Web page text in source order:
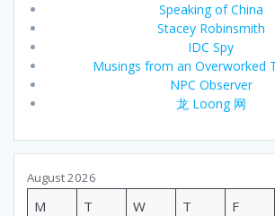
Speaking of China
Stacey Robinsmith
IDC Spy
Musings from an Overworked
NPC Observer
龙 Loong 网
August 2026
M T W T F